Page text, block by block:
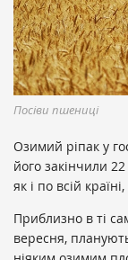
Посіви пшениці
Озимий ріпак у
його закінчили
як і по всій
Приблизно в ті
вересня,